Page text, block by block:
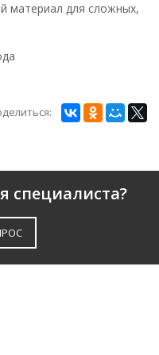
материал для сложных,
специалиста?